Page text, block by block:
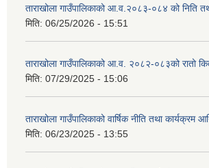
ताराखोला गाउँपालिकाको आ.व.२०८३-०८४ को निति
मिति: 06/25/2026 - 15:51
ताराखोला गाउँपालिकाको आ.व. २०८२-०८३को रातो
मिति: 07/29/2025 - 15:06
ताराखोला गाउँपालिकाको वार्षिक नीति तथा कार्यक्रम
मिति: 06/23/2025 - 13:55